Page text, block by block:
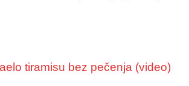
tiramisu bez pečenja (video)